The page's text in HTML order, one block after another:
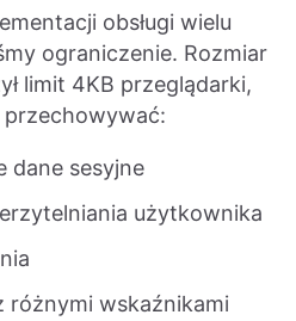
obsługi wielu
ograniczenie. Rozmiar
limit 4KB przeglądarki,
przechowywać:
dane sesyjne
użytkownika
różnymi wskaźnikami